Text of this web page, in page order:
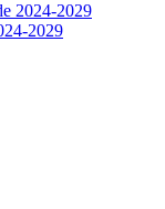
2024-2029
2029